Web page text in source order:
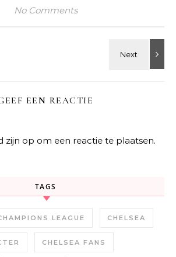
No Comments
EEN REACTIE
zijn op om een reactie te plaatsen.
TAGS
LEAGUE CHELSEA
CHELSEA FANS